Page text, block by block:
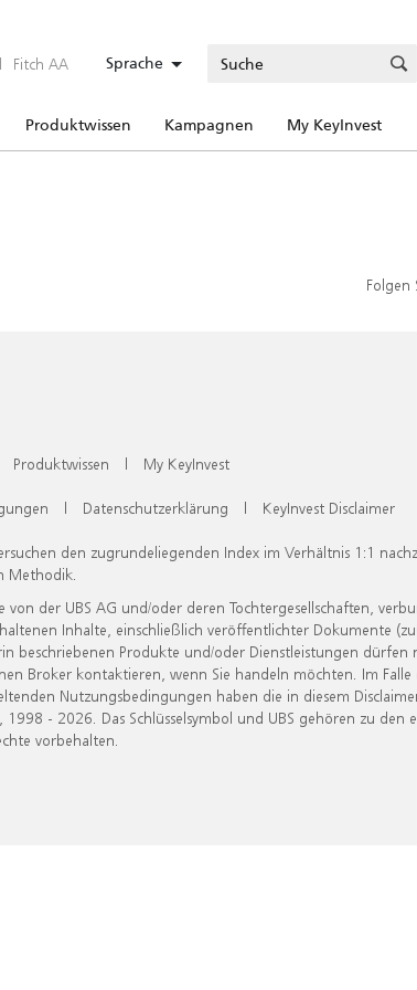
| Fitch AA Sprache
Produktwissen Kampagnen My KeyInvest
Folgen
Produktwissen | My KeyInvest
| Datenschutzerklärung | KeyInvest Disclaimer
den zugrundeliegenden Index im Verhältnis 1:1
Methodik.
der UBS AG und/oder deren Tochtergesellschaften,
Inhalte, einschließlich veröffentlichter Dokumente
beschriebenen Produkte und/oder Dienstleistungen dürfen
Broker kontaktieren, wenn Sie handeln möchten. Im Falle
Nutzungsbedingungen haben die in diesem
- 2026. Das Schlüsselsymbol und UBS gehören zu den
vorbehalten.